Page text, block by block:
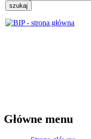
Główne menu